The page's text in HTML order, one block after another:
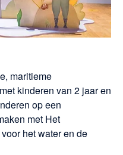
maritieme
kinderen van 2 jaar en
op een
met Het
het water en de